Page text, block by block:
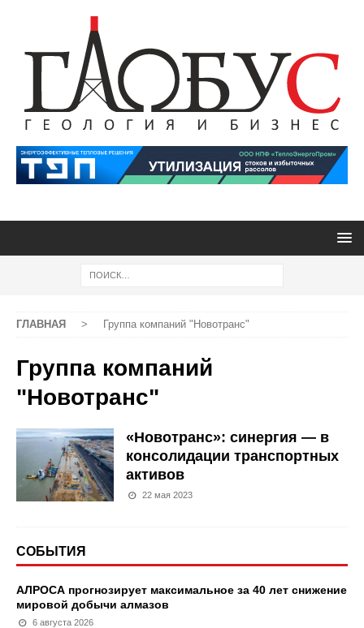
ГЛАВНАЯ > Группа компаний "Новотранс"
Группа компаний
"Новотранс"
«Новотранс»: синергия — в
консолидации транспортных
активов
22 мая 2023
СОБЫТИЯ
АЛРОСА прогнозирует максимальное за 40 лет снижение
мировой добычи алмазов
6 августа 2026